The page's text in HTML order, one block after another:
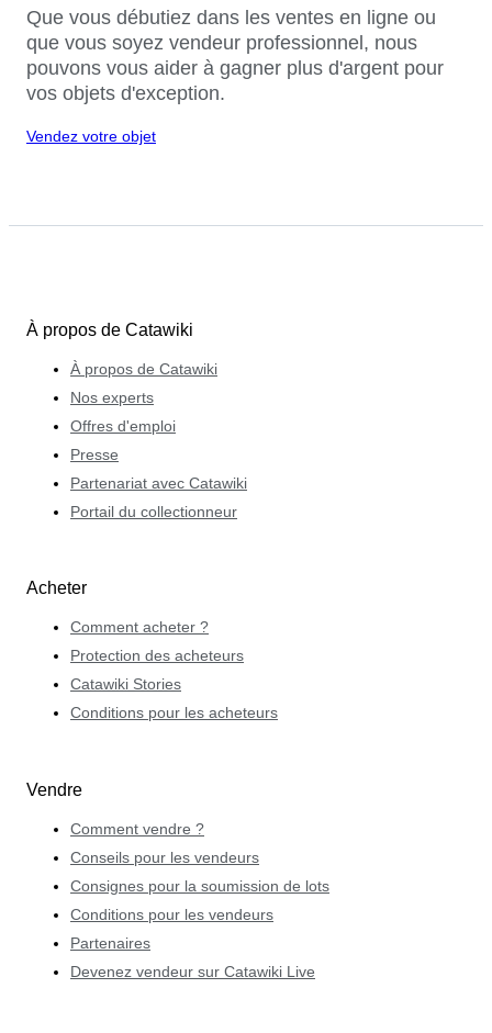
Que vous débutiez dans les ventes en ligne ou
que vous soyez vendeur professionnel, nous
pouvons vous aider à gagner plus d'argent pour
vos objets d'exception.
Vendez votre objet
À propos de Catawiki
À propos de Catawiki
Nos experts
Offres d'emploi
Presse
Partenariat avec Catawiki
Portail du collectionneur
Acheter
Comment acheter ?
Protection des acheteurs
Catawiki Stories
Conditions pour les acheteurs
Vendre
Comment vendre ?
Conseils pour les vendeurs
Consignes pour la soumission de lots
Conditions pour les vendeurs
Partenaires
Devenez vendeur sur Catawiki Live